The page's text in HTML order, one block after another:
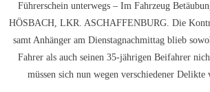
Führerschein unterwegs – Im Fahrzeug
HÖSBACH, LKR. ASCHAFFENBURG. Die
samt Anhänger am Dienstagnachmittag blieb
Fahrer als auch seinen 35-jährigen Beifahrer
müssen sich nun wegen verschiedener